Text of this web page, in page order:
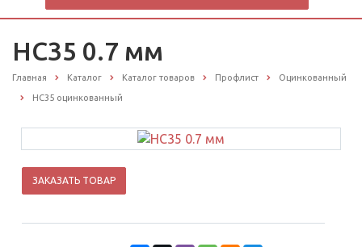
НС35 0.7 мм
Главная Каталог Каталог товаров Профлист Оцинкованный
НС35 оцинкованный
ЗАКАЗАТЬ ТОВАР